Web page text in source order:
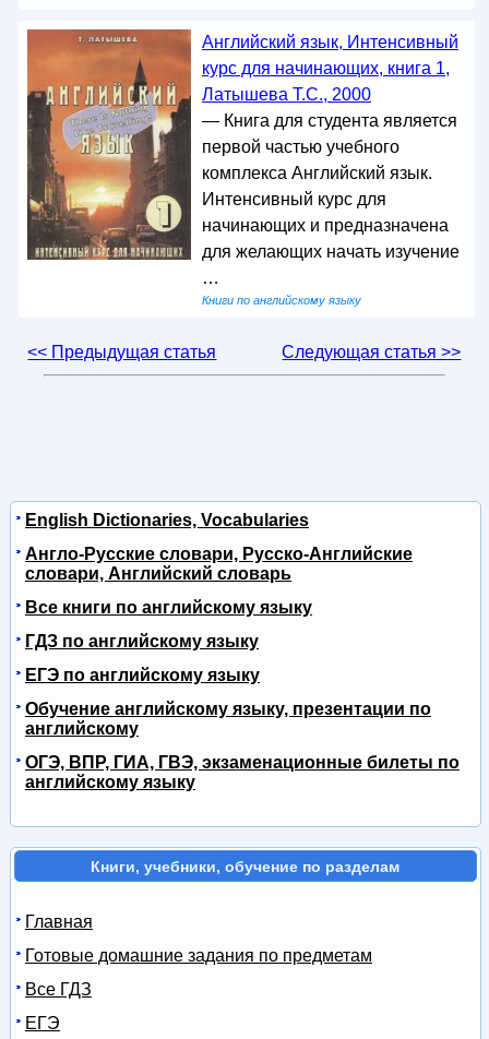
Английский язык, Интенсивный
курс для начинающих, книга 1,
Латышева Т.С., 2000
— Книга для студента является
первой частью учебного
комплекса Английский язык.
Интенсивный курс для
начинающих и предназначена
для желающих начать изучение
…
Книги по английскому языку
<< Предыдущая статья Следующая статья >>
English Dictionaries, Vocabularies
Англо-Русские словари, Русско-Английские
словари, Английский словарь
Все книги по английскому языку
ГДЗ по английскому языку
ЕГЭ по английскому языку
Обучение английскому языку, презентации по
английскому
ОГЭ, ВПР, ГИА, ГВЭ, экзаменационные билеты по
английскому языку
Книги, учебники, обучение по разделам
Главная
Готовые домашние задания по предметам
Все ГДЗ
ЕГЭ